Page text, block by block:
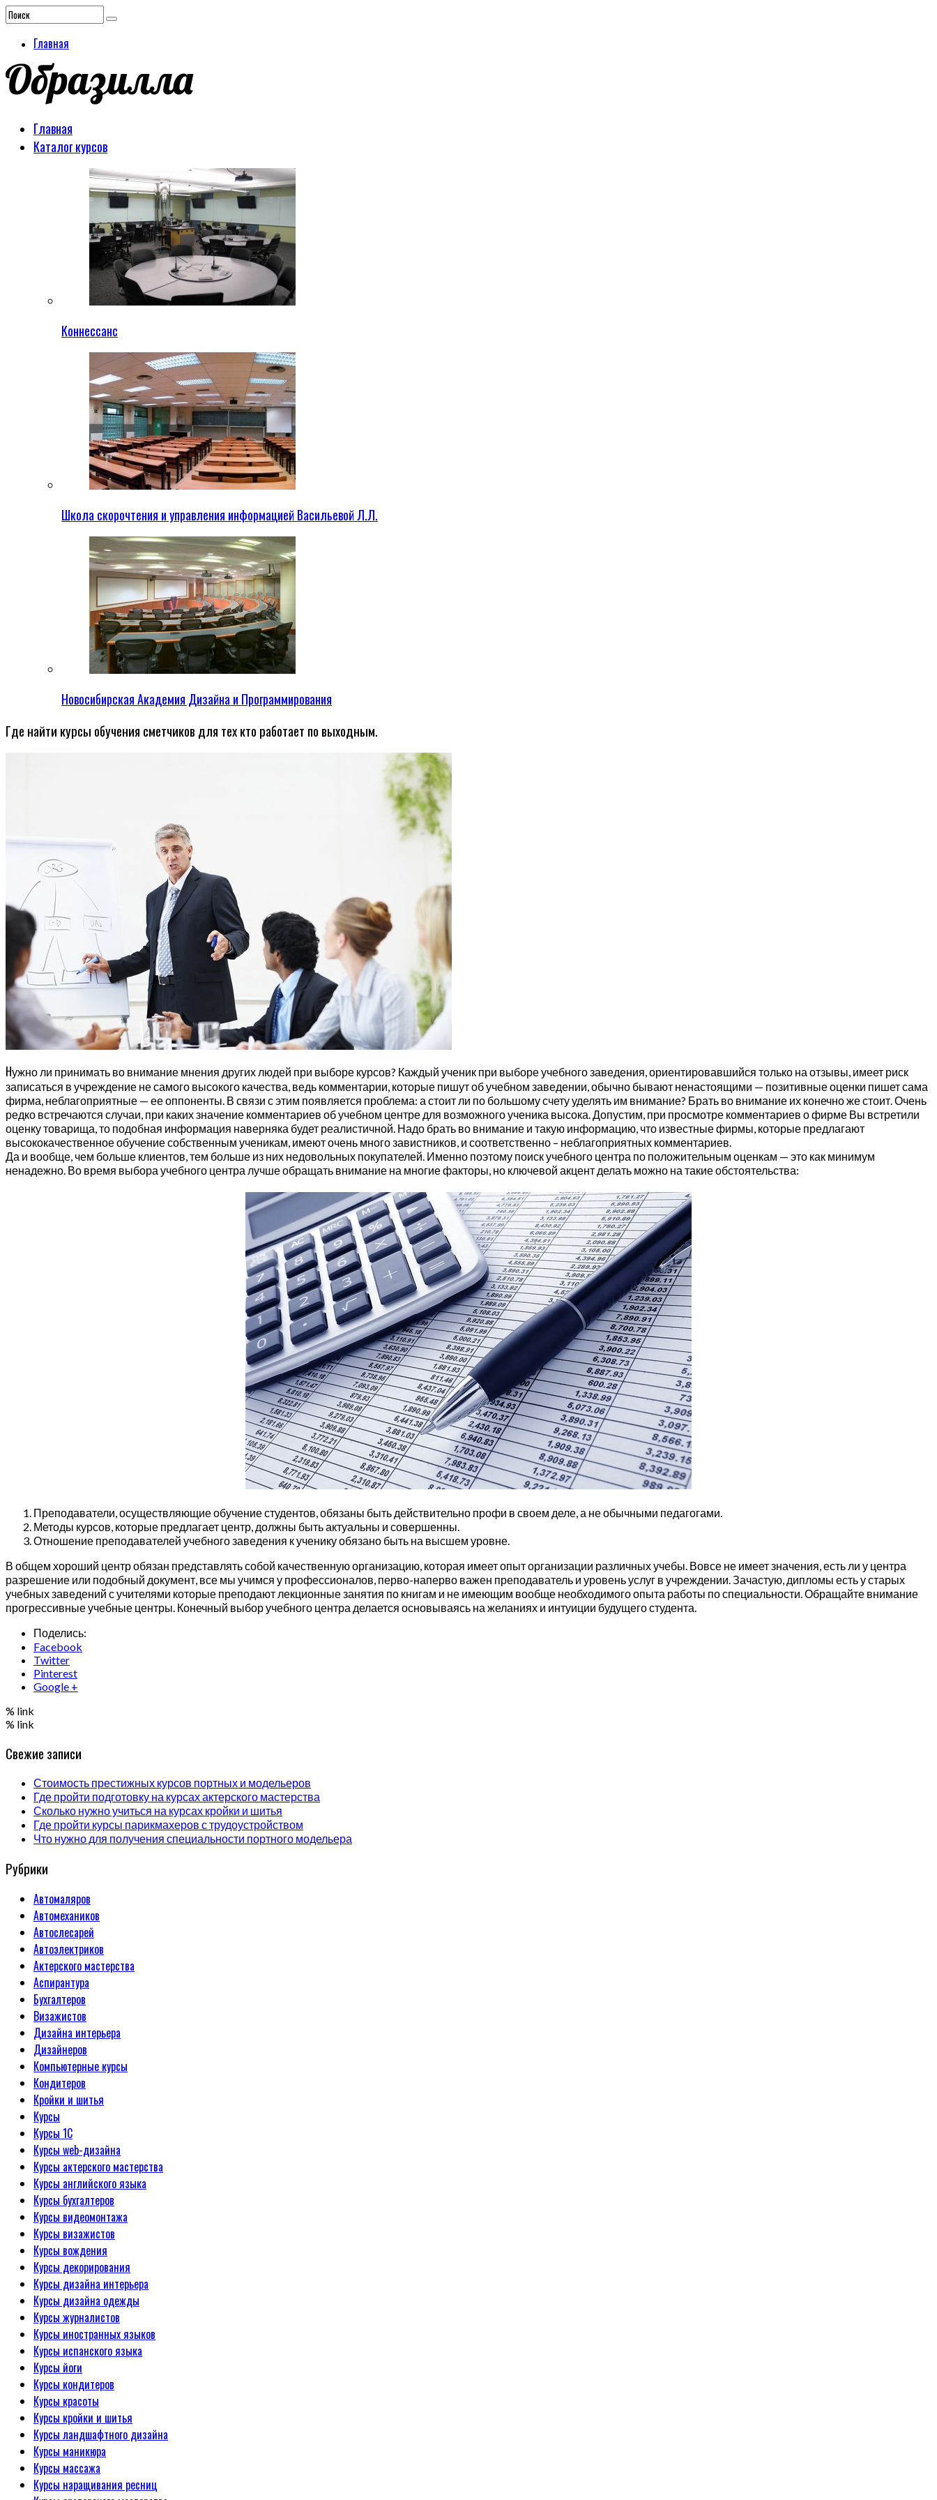
Главная
Главная
Каталог курсов
Коннессанс
Школа скорочтения и управления информацией Васильевой Л.Л.
Новосибирская Академия Дизайна и Программирования
Где найти курсы обучения сметчиков для тех кто работает по выходным.
Нужно ли принимать во внимание мнения других людей при выборе курсов? Каждый ученик при выборе учебного заведения, ориентировавшийся только на отзывы, имеет риск
записаться в учреждение не самого высокого качества, ведь комментарии, которые пишут об учебном заведении, обычно бывают ненастоящими — позитивные оценки пишет сама
фирма, неблагоприятные — ее оппоненты. В связи с этим появляется проблема: а стоит ли по большому счету уделять им внимание? Брать во внимание их конечно же стоит. Очень
редко встречаются случаи, при каких значение комментариев об учебном центре для возможного ученика высока. Допустим, при просмотре комментариев о фирме Вы встретили
оценку товарища, то подобная информация наверняка будет реалистичной. Надо брать во внимание и такую информацию, что известные фирмы, которые предлагают
высококачественное обучение собственным ученикам, имеют очень много завистников, и соответственно – неблагоприятных комментариев.
Да и вообще, чем больше клиентов, тем больше из них недовольных покупателей. Именно поэтому поиск учебного центра по положительным оценкам — это как минимум
ненадежно. Во время выбора учебного центра лучше обращать внимание на многие факторы, но ключевой акцент делать можно на такие обстоятельства:
Преподаватели, осуществляющие обучение студентов, обязаны быть действительно профи в своем деле, а не обычными педагогами.
Методы курсов, которые предлагает центр, должны быть актуальны и совершенны.
Отношение преподавателей учебного заведения к ученику обязано быть на высшем уровне.
В общем хороший центр обязан представлять собой качественную организацию, которая имеет опыт организации различных учебы. Вовсе не имеет значения, есть ли у центра
разрешение или подобный документ, все мы учимся у профессионалов, перво-наперво важен преподаватель и уровень услуг в учреждении. Зачастую, дипломы есть у старых
учебных заведений с учителями которые преподают лекционные занятия по книгам и не имеющим вообще необходимого опыта работы по специальности. Обращайте внимание
прогрессивные учебные центры. Конечный выбор учебного центра делается основываясь на желаниях и интуиции будущего студента.
Поделись:
Facebook
Twitter
Pinterest
Google +
% link
% link
Свежие записи
Стоимость престижных курсов портных и модельеров
Где пройти подготовку на курсах актерского мастерства
Сколько нужно учиться на курсах кройки и шитья
Где пройти курсы парикмахеров с трудоустройством
Что нужно для получения специальности портного модельера
Рубрики
Автомаляров
Автомехаников
Автослесарей
Автоэлектриков
Актерского мастерства
Аспирантура
Бухгалтеров
Визажистов
Дизайна интерьера
Дизайнеров
Компьютерные курсы
Кондитеров
Кройки и шитья
Курсы
Курсы 1С
Курсы web-дизайна
Курсы актерского мастерства
Курсы английского языка
Курсы бухгалтеров
Курсы видеомонтажа
Курсы визажистов
Курсы вождения
Курсы декорирования
Курсы дизайна интерьера
Курсы дизайна одежды
Курсы журналистов
Курсы иностранных языков
Курсы испанского языка
Курсы йоги
Курсы кондитеров
Курсы красоты
Курсы кройки и шитья
Курсы ландшафтного дизайна
Курсы маникюра
Курсы массажа
Курсы наращивания ресниц